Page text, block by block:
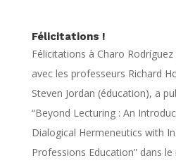
Félicitations !
Félicitations à Charo
avec les professeurs Richard
Steven Jordan (éducation), a
“Beyond Lecturing : An
Dialogical Hermeneutics with
Professions Education” dans